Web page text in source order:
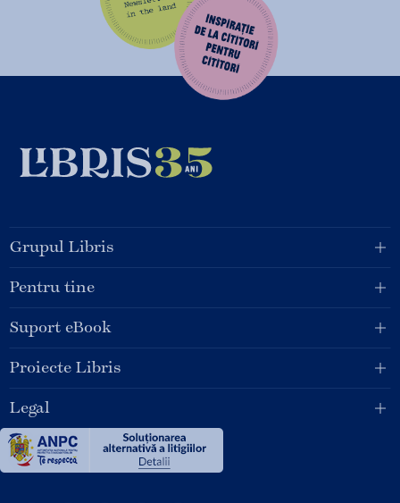
Grupul Libris
Pentru tine
Suport eBook
Proiecte Libris
Legal